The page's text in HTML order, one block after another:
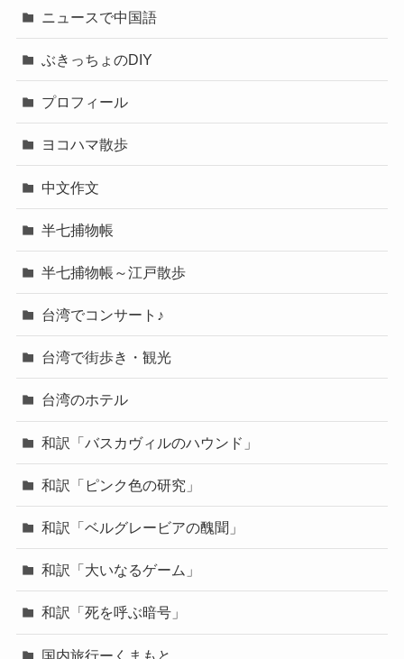
ニュースで中国語
ぶきっちょのDIY
プロフィール
ヨコハマ散歩
中文作文
半七捕物帳
半七捕物帳～江戸散歩
台湾でコンサート♪
台湾で街歩き・観光
台湾のホテル
和訳「バスカヴィルのハウンド」
和訳「ピンク色の研究」
和訳「ベルグレービアの醜聞」
和訳「大いなるゲーム」
和訳「死を呼ぶ暗号」
国内旅行ーくまもと